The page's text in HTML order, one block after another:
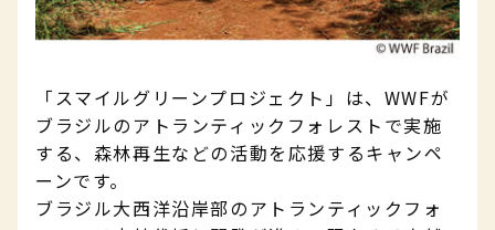
「スマイルグリーンプロジェクト」は、WWFが
ブラジルのアトランティックフォレストで実施
する、森林再生などの活動を応援するキャンペ
ーンです。
ブラジル大西洋沿岸部のアトランティックフォ